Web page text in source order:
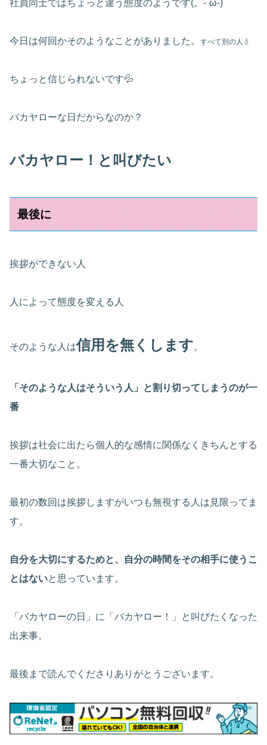
社員同士ではちょっと違う態度のようです(。-`ω-)
今日は何回かそのようなことがありました。 すべて別の人💧
ちょっと信じられないです💦
バカヤローな日だからなのか？
バカヤロー！と叫びたい
最後に
挨拶ができない人
人によって態度を変える人
そのような人は信用を無くします。
「そのような人はそういう人」と割り切ってしまうのが一
番
挨拶は社会に出たら個人的な感情に関係なくきちんとする
一番大切なこと。
最初の数回は挨拶しますがいつも無視する人は見限ってま
す。
自分を大切にするためと、自分の時間をその相手に使うこ
とはないと思っています。
「バカヤローの日」に「バカヤロー！」と叫びたくなった
出来事。
最後まで読んでくださりありがとうございます。